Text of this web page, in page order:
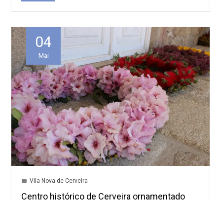
04
Mai
Vila Nova de Cerveira
Centro histórico de Cerveira ornamentado